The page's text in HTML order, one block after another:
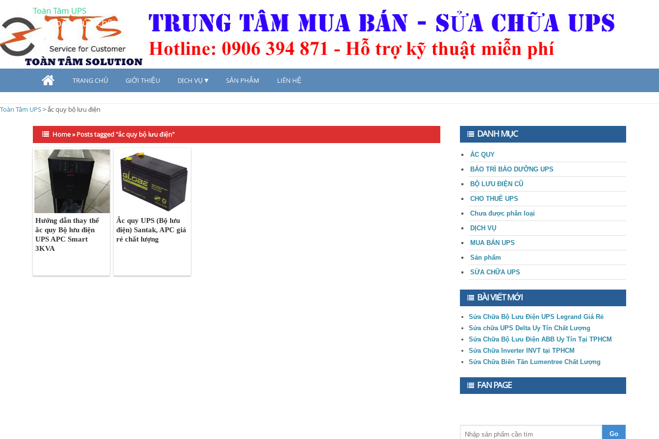
Toàn Tâm UPS
Mua bán, sửa chữa UPS
TRANG CHỦ GIỚI THIỆU DỊCH VỤ SẢN PHẨM LIÊN HỆ
Toàn Tâm UPS>ắc quy bộ lưu điện
Home»Posts tagged "ắc quy bộ lưu điện"
Hướng dẫn thay thế
ắc quy Bộ lưu điện
UPS APC Smart
3KVA
Ắc quy UPS (Bộ lưu
điện) Santak, APC giá
rẻ chất lượng
DANH MỤC
ẮC QUY
BẢO TRÌ BẢO DƯỠNG UPS
BỘ LƯU ĐIỆN CŨ
CHO THUÊ UPS
Chưa được phân loại
DỊCH VỤ
MUA BÁN UPS
Sản phẩm
SỬA CHỮA UPS
BÀI VIẾT MỚI
Sửa Chữa Bộ Lưu Điện UPS Legrand Giá Rẻ
Sửa chữa UPS Delta Uy Tín Chất Lượng
Sửa Chữa Bộ Lưu Điện ABB Uy Tín Tại TPHCM
Sửa Chữa Inverter INVT tại TPHCM
Sửa Chữa Biến Tần Lumentree Chất Lượng
FAN PAGE